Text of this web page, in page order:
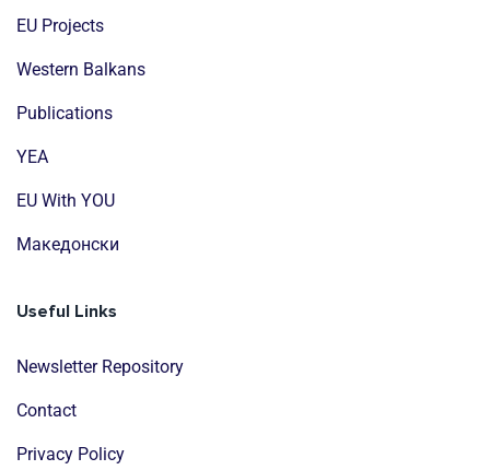
EU Projects
Western Balkans
Publications
YEA
EU With YOU
Mакедонски
Useful Links
Newsletter Repository
Contact
Privacy Policy